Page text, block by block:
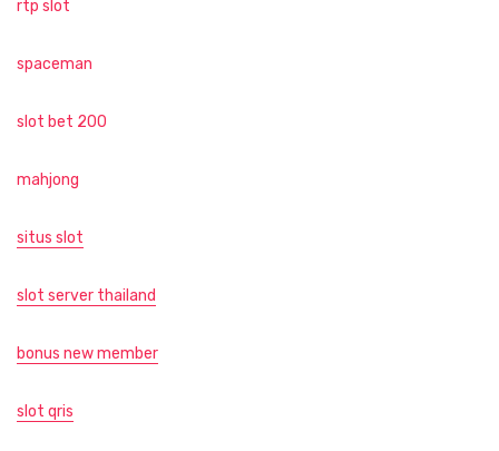
rtp slot
spaceman
slot bet 200
mahjong
situs slot
slot server thailand
bonus new member
slot qris